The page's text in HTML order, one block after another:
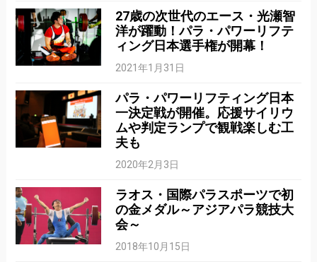
27歳の次世代のエース・光瀬智
洋が躍動！パラ・パワーリフテ
ィング日本選手権が開幕！
2021年1月31日
パラ・パワーリフティング日本
一決定戦が開催。応援サイリウ
ムや判定ランプで観戦楽しむ工
夫も
2020年2月3日
ラオス・国際パラスポーツで初
の金メダル～アジアパラ競技大
会～
2018年10月15日